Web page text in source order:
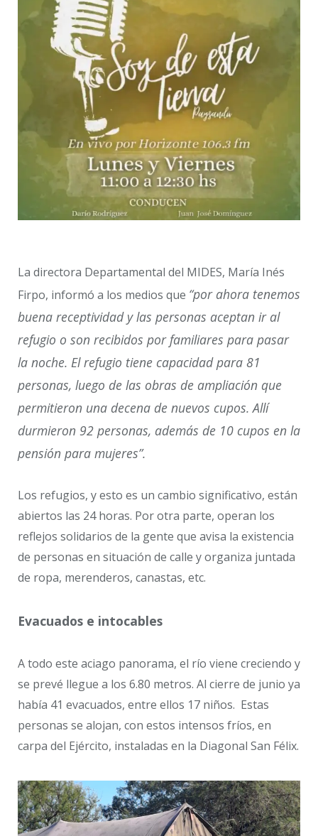
La directora Departamental del MIDES, María Inés
Firpo, informó a los medios que “por ahora tenemos
buena receptividad y las personas aceptan ir al
refugio o son recibidos por familiares para pasar
la noche. El refugio tiene capacidad para 81
personas, luego de las obras de ampliación que
permitieron una decena de nuevos cupos. Allí
durmieron 92 personas, además de 10 cupos en la
pensión para mujeres”.
Los refugios, y esto es un cambio significativo, están
abiertos las 24 horas. Por otra parte, operan los
reflejos solidarios de la gente que avisa la existencia
de personas en situación de calle y organiza juntada
de ropa, merenderos, canastas, etc.
Evacuados e intocables
A todo este aciago panorama, el río viene creciendo y
se prevé llegue a los 6.80 metros. Al cierre de junio ya
había 41 evacuados, entre ellos 17 niños. Estas
personas se alojan, con estos intensos fríos, en
carpa del Ejército, instaladas en la Diagonal San Félix.